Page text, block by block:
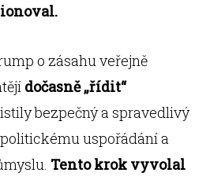
o zásahu veřejně
dočasně „řídit“
bezpečný a spravedlivý
uspořádání a
Tento krok vyvolal